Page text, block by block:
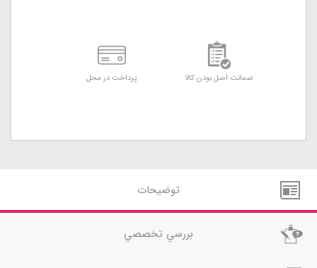
ضمانت اصل بودن کالا پرداخت در محل
توضيحات
بررسي تخصصي